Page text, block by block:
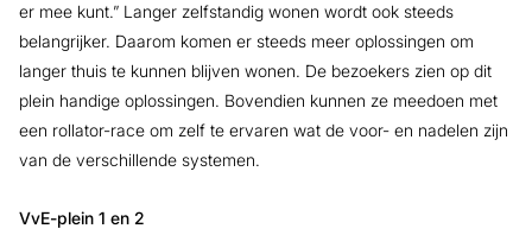
er mee kunt.” Langer zelfstandig wonen wordt ook steeds
belangrijker. Daarom komen er steeds meer oplossingen om
langer thuis te kunnen blijven wonen. De bezoekers zien op dit
plein handige oplossingen. Bovendien kunnen ze meedoen met
een rollator-race om zelf te ervaren wat de voor- en nadelen zijn
van de verschillende systemen.
VvE-plein 1 en 2